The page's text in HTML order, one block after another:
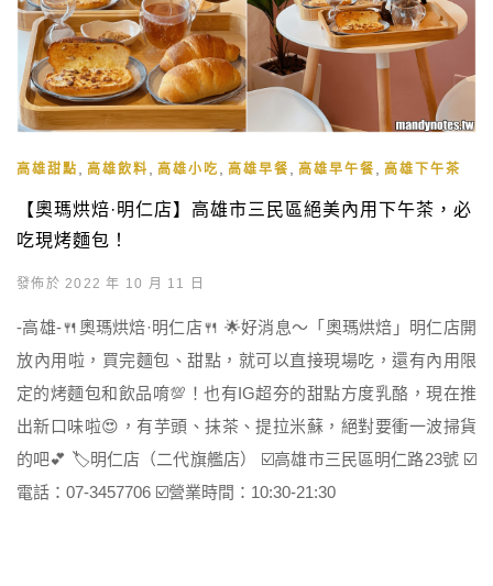
高雄甜點 高雄飲料 高雄小吃 高雄早餐 高雄早午餐 高雄下午茶
【奧瑪烘焙·明仁店】高雄市三民區絕美內用下午茶，必
吃現烤麵包！
發佈於 2022 年 10 月 11 日
-高雄-🍴奧瑪烘焙·明仁店🍴 🌟好消息～「奧瑪烘焙」明仁店開
放內用啦，買完麵包、甜點，就可以直接現場吃，還有內用限
定的烤麵包和飲品唷💯！也有IG超夯的甜點方度乳酪，現在推
出新口味啦😍，有芋頭、抹茶、提拉米蘇，絕對要衝一波掃貨
的吧💕 🏷明仁店（二代旗艦店） ☑️高雄市三民區明仁路23號 ☑️
電話：07-3457706 ☑️營業時間：10:30-21:30